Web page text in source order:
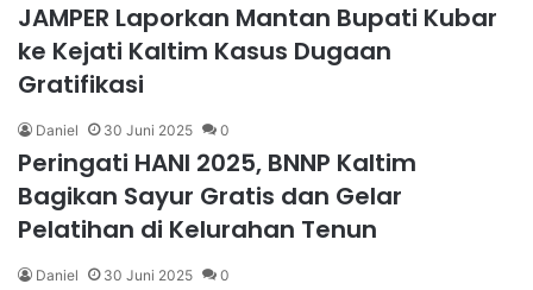
JAMPER Laporkan Mantan Bupati Kubar
ke Kejati Kaltim Kasus Dugaan
Gratifikasi
Daniel 30 Juni 2025 0
Peringati HANI 2025, BNNP Kaltim
Bagikan Sayur Gratis dan Gelar
Pelatihan di Kelurahan Tenun
Daniel 30 Juni 2025 0